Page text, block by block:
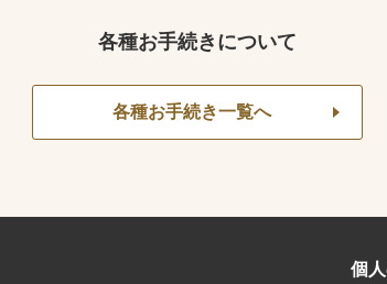
各種お手続きについて
各種お手続き一覧へ
個